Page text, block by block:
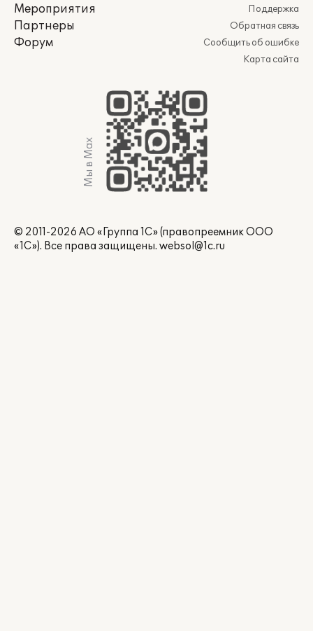
Мероприятия
Партнеры
Форум
Поддержка
Обратная связь
Сообщить об ошибке
Карта сайта
Мы в Max
© 2011-2026 АО «Группа 1С» (правопреемник ООО
«1С»). Все права защищены. websol@1c.ru